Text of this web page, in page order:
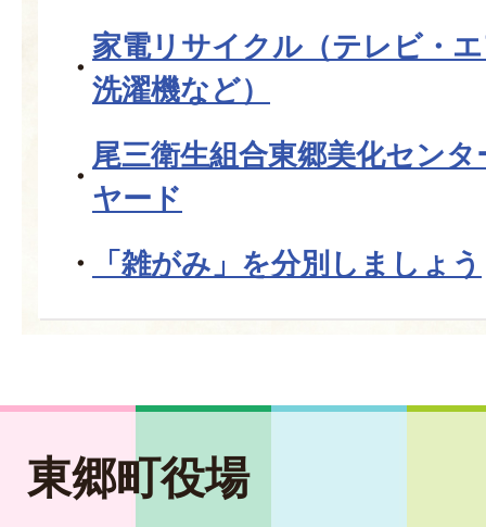
家電リサイクル（テレビ・
洗濯機など）
尾三衛生組合東郷美化セン
ヤード
「雑がみ」を分別しましょう
東郷町役場